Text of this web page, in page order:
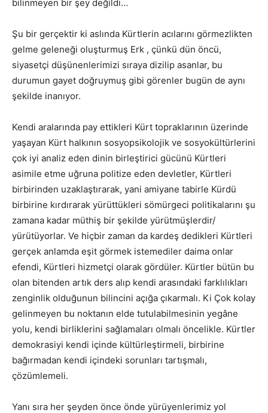
bilinmeyen bir şey değildi…
Şu bir gerçektir ki aslında Kürtlerin acılarını görmezlikten
gelme geleneği oluşturmuş Erk , çünkü dün öncü,
siyasetçi düşünenlerimizi sıraya dizilip asanlar, bu
durumun gayet doğruymuş gibi görenler bugün de aynı
şekilde inanıyor.
Kendi aralarında pay ettikleri Kürt topraklarının üzerinde
yaşayan Kürt halkının sosyopsikolojik ve sosyokültürlerini
çok iyi analiz eden dinin birleştirici gücünü Kürtleri
asimile etme uğruna politize eden devletler, Kürtleri
birbirinden uzaklaştırarak, yani amiyane tabirle Kürdü
birbirine kırdırarak yürüttükleri sömürgeci politikalarını şu
zamana kadar müthiş bir şekilde yürütmüşlerdir/
yürütüyorlar. Ve hiçbir zaman da kardeş dedikleri Kürtleri
gerçek anlamda eşit görmek istemediler daima onlar
efendi, Kürtleri hizmetçi olarak gördüler. Kürtler bütün bu
olan bitenden artık ders alıp kendi arasındaki farklılıkları
zenginlik olduğunun bilincini açığa çıkarmalı. Ki Çok kolay
gelinmeyen bu noktanın elde tutulabilmesinin yegâne
yolu, kendi birliklerini sağlamaları olmalı öncelikle. Kürtler
demokrasiyi kendi içinde kültürleştirmeli, birbirine
bağırmadan kendi içindeki sorunları tartışmalı,
çözümlemeli.
Yanı sıra her şeyden önce önde yürüyenlerimiz yol